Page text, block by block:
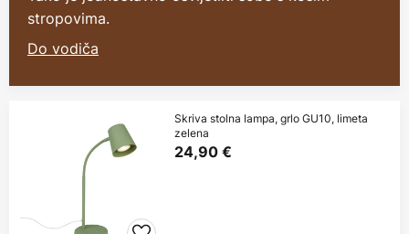
stropovima.
Do vodiča
Skriva stolna lampa, grlo GU10, limeta
zelena
24,90 €